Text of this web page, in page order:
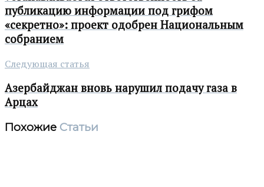
публикацию информации под грифом
«секретно»: проект одобрен Национальным
собранием
Следующая статья
Азербайджан вновь нарушил подачу газа в
Арцах
Похожие Статьи